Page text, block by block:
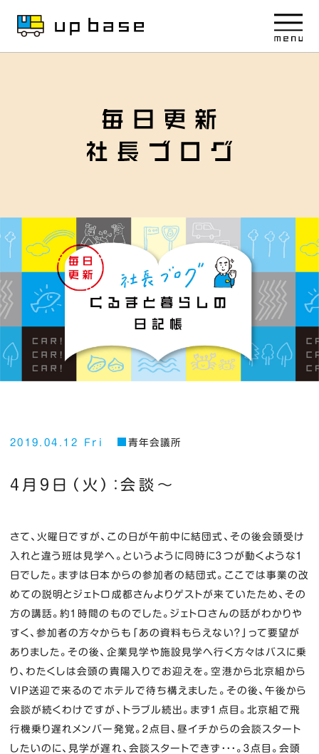
2019.04.12 Fri 青年会議所
４月９日（火）：会談～
さて、火曜日ですが、この日が午前中に結団式、その後会頭受け
入れと違う班は見学へ。というように同時に３つが動くような１
日でした。まずは日本からの参加者の結団式。ここでは事業の改
めての説明とジェトロ成都さんよりゲストが来ていたため、その
方の講話。約１時間のものでした。ジェトロさんの話がわかりや
すく、参加者の方々からも「あの資料もらえない？」って要望が
ありました。その後、企業見学や施設見学へ行く方々はバスに乗
り、わたくしは会頭の貴陽入りでお迎えを。空港から北京組から
VIP送迎で来るのでホテルで待ち構えました。その後、午後から
会談が続くわけですが、トラブル続出。まず１点目。北京組で飛
行機乗り遅れメンバー発覚。２点目、昼イチからの会談スタート
したいのに、見学が遅れ、会談スタートできず・・・。３点目。会頭